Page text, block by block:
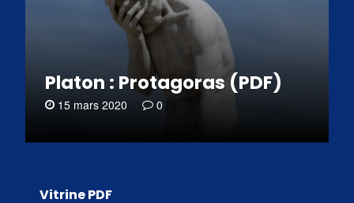
Platon : Protagoras (PDF)
15 mars 2020 0
Vitrine PDF